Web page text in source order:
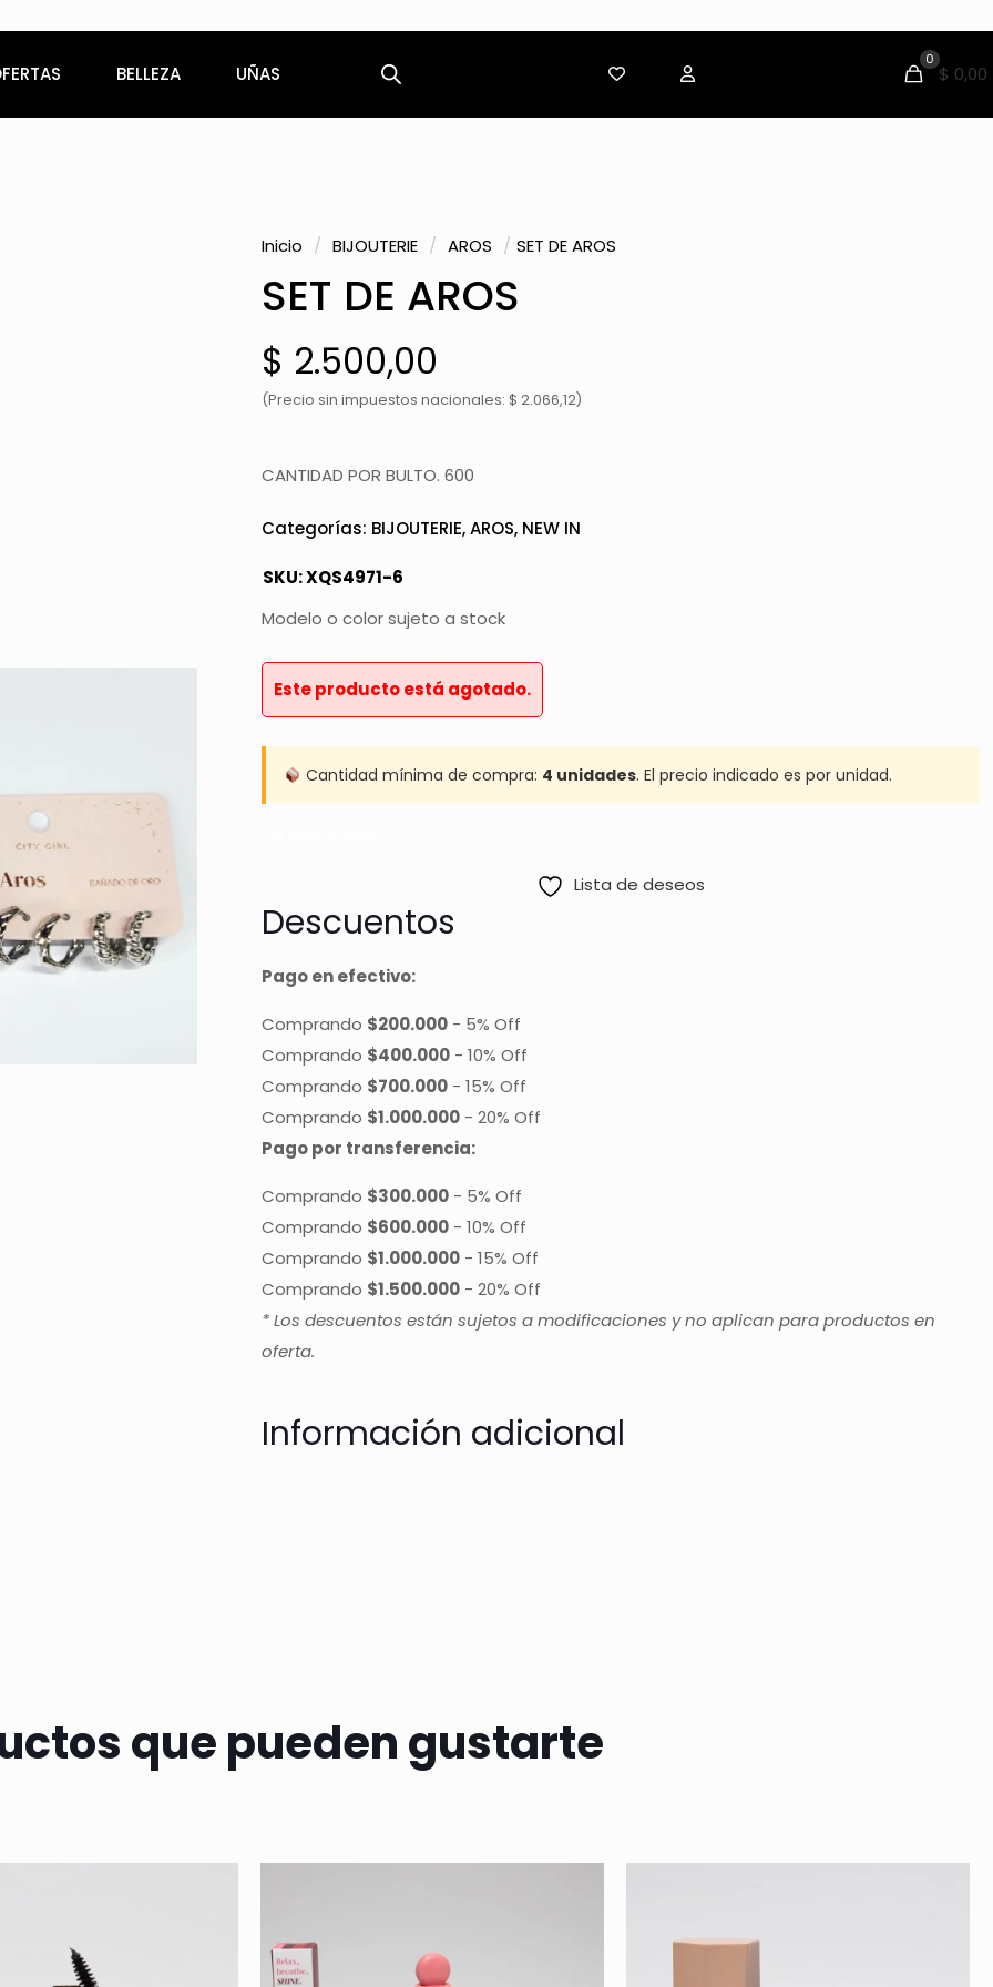
BELLEZA UÑAS
0
$ 0,00
Inicio / BIJOUTERIE / AROS / SET DE AROS
SET DE AROS
$ 2.500,00
(Precio sin impuestos nacionales: $ 2.066,12)
CANTIDAD POR BULTO. 600
Categorías: BIJOUTERIE,AROS, NEW IN
SKU:XQS4971-6
Modelo o color sujeto a stock
Este producto está agotado.
Cantidad mínima de compra: 4 unidades. El precio indicado es por unidad.
Lista de deseos
Descuentos
Pago en efectivo:
Comprando $200.000 - 5% Off
Comprando $400.000 - 10% Off
Comprando $700.000 - 15% Off
Comprando $1.000.000 - 20% Off
Pago por transferencia:
Comprando $300.000 - 5% Off
Comprando $600.000 - 10% Off
Comprando $1.000.000 - 15% Off
Comprando $1.500.000 - 20% Off
* Los descuentos están sujetos a modificaciones y no aplican para productos en
oferta.
Información adicional
que pueden gustarte